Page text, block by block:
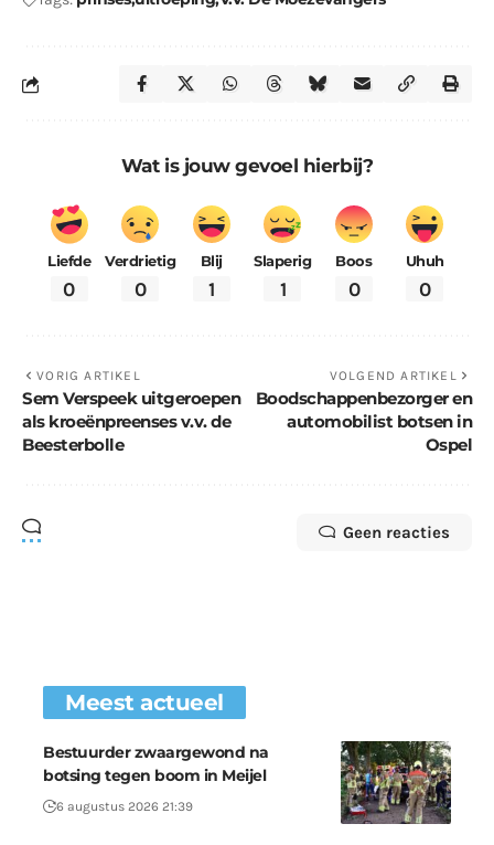
Wat is jouw gevoel hierbij?
Liefde
0
Verdrietig
0
Blij
1
Slaperig
1
Boos
0
Uhuh
0
VORIG ARTIKEL
Sem Verspeek uitgeroepen
als kroeënpreenses v.v. de
Beesterbolle
VOLGEND ARTIKEL
Boodschappenbezorger en
automobilist botsen in
Ospel
Geen reacties
Meest actueel
Bestuurder zwaargewond na
botsing tegen boom in Meijel
6 augustus 2026 21:39